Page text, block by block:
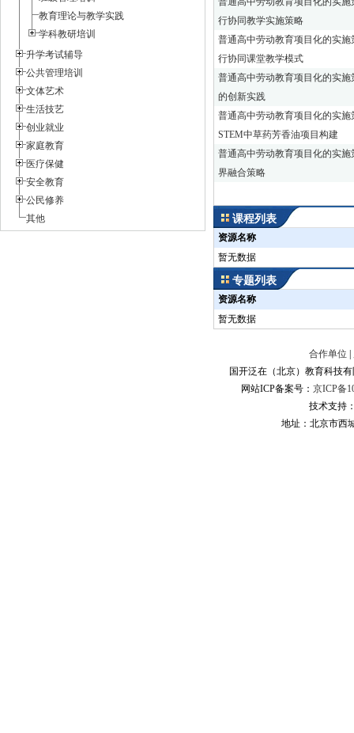
教育理论与教学实践
学科教研培训
升学考试辅导
公共管理培训
文体艺术
生活技艺
创业就业
家庭教育
医疗保健
安全教育
公民修养
其他
行协同教学实施策略
普通高中劳动教育项目化的实施
行协同课堂教学模式
普通高中劳动教育项目化的实施
的创新实践
普通高中劳动教育项目化的实施
STEM中草药芳香油项目构建
普通高中劳动教育项目化的实施
界融合策略
课程列表
资源名称
暂无数据
专题列表
资源名称
暂无数据